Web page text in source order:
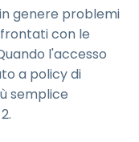
genere problemi
con le
l'accesso
a policy di
semplice